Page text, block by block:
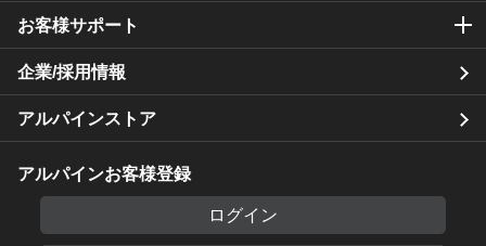
お客様サポート
企業/採用情報
アルパインストア
アルパインお客様登録
ログイン